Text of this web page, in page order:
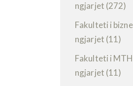
ngjarjet (272)
Fakulteti i
ngjarjet (11)
Fakulteti i
ngjarjet (11)